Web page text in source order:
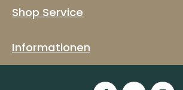
Shop Service
Informationen